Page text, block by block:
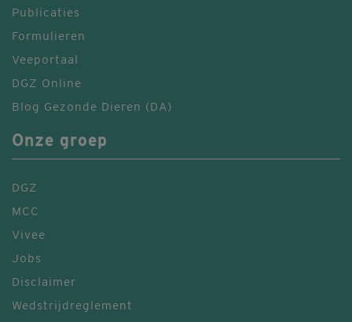
Publicaties
Formulieren
Veeportaal
DGZ Online
Blog Gezonde Dieren (DA)
Onze groep
DGZ
MCC
Vivee
Jobs
Disclaimer
Wedstrijdreglement